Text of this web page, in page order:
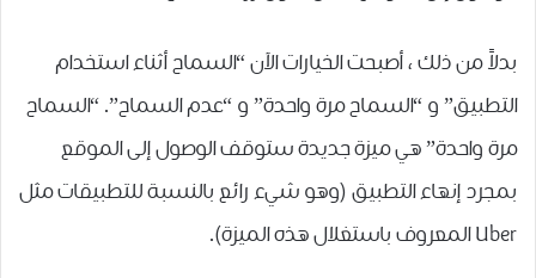
بدلاً من ذلك ، أصبحت الخيارات الآن “السماح أثناء استخدام
التطبيق” و “السماح مرة واحدة” و “عدم السماح”. “السماح
مرة واحدة” هي ميزة جديدة ستوقف الوصول إلى الموقع
بمجرد إنهاء التطبيق (وهو شيء رائع بالنسبة للتطبيقات مثل
Uber المعروف باستغلال هذه الميزة).